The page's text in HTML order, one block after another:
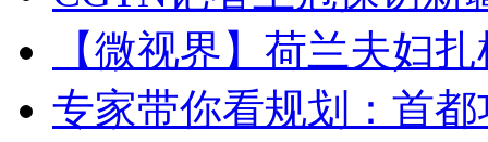
【微视界】荷兰夫妇
专家带你看规划：首